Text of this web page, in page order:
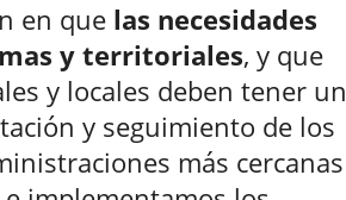
en que las necesidades
y territoriales, y que
y locales deben tener un
y seguimiento de los
más cercanas